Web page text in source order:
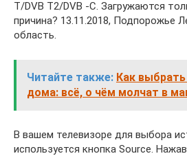
T/DVB T2/DVB -C. Загружаются
причина? 13.11.2018, Подпорожье
область.
Читайте также: Как
дома: всё, о чём молчат в
В вашем телевизоре для выбора
используется кнопка Source.